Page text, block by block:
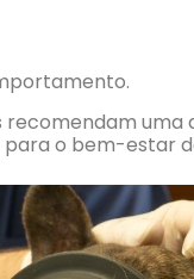
recomendam
o bem-estar